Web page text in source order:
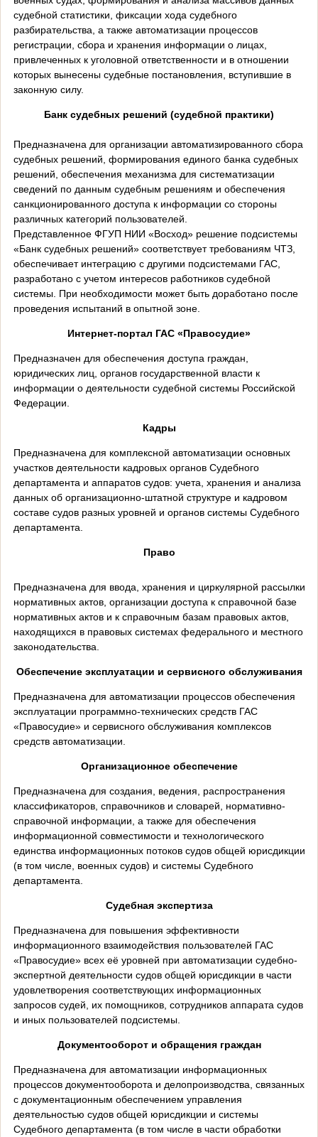
судебной статистики, фиксации хода судебного
разбирательства, а также автоматизации процессов
регистрации, сбора и хранения информации о лицах,
привлеченных к уголовной ответственности и в отношении
которых вынесены судебные постановления, вступившие в
законную силу.
Банк судебных решений (судебной практики)
Предназначена для организации автоматизированного сбора
судебных решений, формирования единого банка судебных
решений, обеспечения механизма для систематизации
сведений по данным судебным решениям и обеспечения
санкционированного доступа к информации со стороны
различных категорий пользователей.
Представленное ФГУП НИИ «Восход» решение подсистемы
«Банк судебных решений» соответствует требованиям ЧТЗ,
обеспечивает интеграцию с другими подсистемами ГАС,
разработано с учетом интересов работников судебной
системы. При необходимости может быть доработано после
проведения испытаний в опытной зоне.
Интернет-портал ГАС «Правосудие»
Предназначен для обеспечения доступа граждан,
юридических лиц, органов государственной власти к
информации о деятельности судебной системы Российской
Федерации.
Кадры
Предназначена для комплексной автоматизации основных
участков деятельности кадровых органов Судебного
департамента и аппаратов судов: учета, хранения и анализа
данных об организационно-штатной структуре и кадровом
составе судов разных уровней и органов системы Судебного
департамента.
Право
Предназначена для ввода, хранения и циркулярной рассылки
нормативных актов, организации доступа к справочной базе
нормативных актов и к справочным базам правовых актов,
находящихся в правовых системах федерального и местного
законодательства.
Обеспечение эксплуатации и сервисного обслуживания
Предназначена для автоматизации процессов обеспечения
эксплуатации программно-технических средств ГАС
«Правосудие» и сервисного обслуживания комплексов
средств автоматизации.
Организационное обеспечение
Предназначена для создания, ведения, распространения
классификаторов, справочников и словарей, нормативно-
справочной информации, а также для обеспечения
информационной совместимости и технологического
единства информационных потоков судов общей юрисдикции
(в том числе, военных судов) и системы Судебного
департамента.
Судебная экспертиза
Предназначена для повышения эффективности
информационного взаимодействия пользователей ГАС
«Правосудие» всех её уровней при автоматизации судебно-
экспертной деятельности судов общей юрисдикции в части
удовлетворения соответствующих информационных
запросов судей, их помощников, сотрудников аппарата судов
и иных пользователей подсистемы.
Документооборот и обращения граждан
Предназначена для автоматизации информационных
процессов документооборота и делопроизводства, связанных
с документационным обеспечением управления
деятельностью судов общей юрисдикции и системы
Судебного департамента (в том числе в части обработки